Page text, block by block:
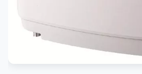
من استانلس ستيل
مقاوم للصدأ وطويل
متوفر